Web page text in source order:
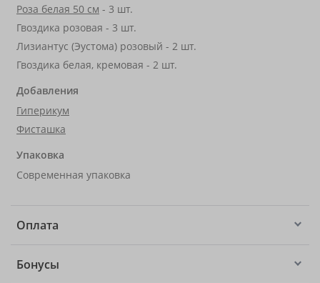
Роза белая 50 см - 3 шт.
Гвоздика розовая - 3 шт.
Лизиантус (Эустома) розовый - 2 шт.
Гвоздика белая, кремовая - 2 шт.
Добавления
Гиперикум
Фисташка
Упаковка
Современная упаковка
Оплата
Бонусы